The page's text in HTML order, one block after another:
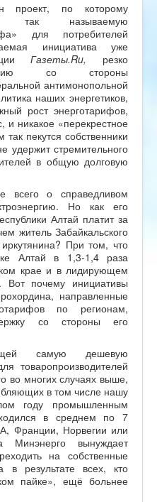
проект, по которому
так называемую
для потребителей
инициатива уже
Газеты.Ru,
резко
со стороны
антимонопольной
наших энергетиков,
рост энерготарифов,
и никакое «перекрестное
пекутся собственники
удержит стремительного
в общую долговую
всего о справедливом
Но как его
Алтай платит за
житель Забайкальского
При том, что
Алтай в 1,3-1,4 раза
крае и в лидирующем
Вот почему инициативы
направленные
по регионам,
со стороны его
самую дешевую
товаропроизводителей
во многих случаях выше,
в том числе нашу
году промышленным
в среднем по 7
Франции, Норвегии или
Минэнерго вынуждает
на собственные
результате всех, кто
пайке», ещё больнее